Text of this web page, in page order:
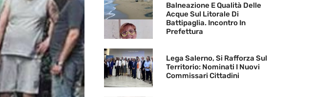
Balneazione E Qualità Delle
Acque Sul Litorale Di
Battipaglia. Incontro In
Prefettura
Lega Salerno, Si Rafforza Sul
Territorio: Nominati I Nuovi
Commissari Cittadini